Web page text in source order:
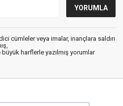
cümleler veya imalar, inançlara saldırı
harflerle yazılmış yorumlar